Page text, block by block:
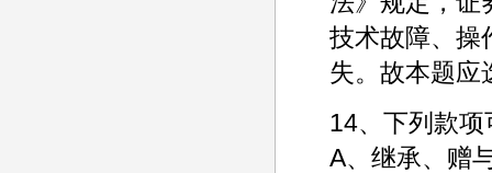
技术故障、操
失。故本题应
14、下列款
A、继承、赠